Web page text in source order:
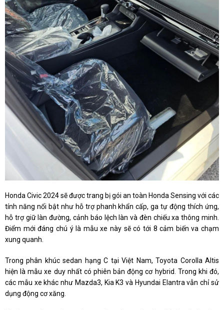
Honda Civic 2024 sẽ được trang bị gói an toàn Honda Sensing với các
tính năng nổi bật như hỗ trợ phanh khẩn cấp, ga tự động thích ứng,
hỗ trợ giữ làn đường, cảnh báo lệch làn và đèn chiếu xa thông minh.
Điểm mới đáng chú ý là mẫu xe này sẽ có tới 8 cảm biến va chạm
xung quanh.
Trong phân khúc sedan hạng C tại Việt Nam, Toyota Corolla Altis
hiện là mẫu xe duy nhất có phiên bản động cơ hybrid. Trong khi đó,
các mẫu xe khác như Mazda3, Kia K3 và Hyundai Elantra vẫn chỉ sử
dụng động cơ xăng.